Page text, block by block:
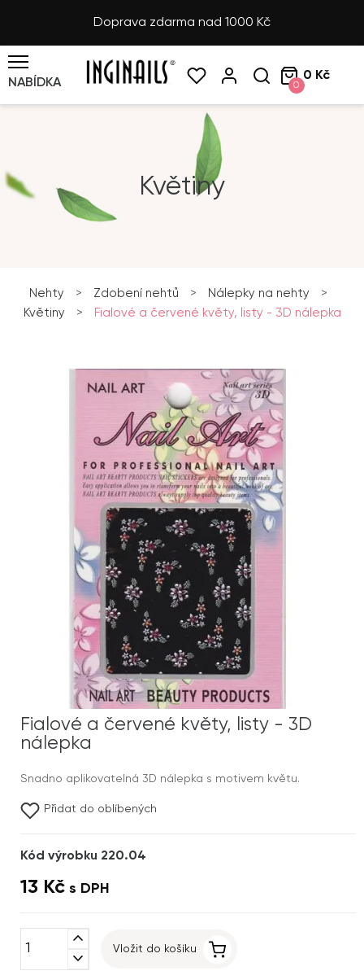
Doprava zdarma nad 1000 Kč
NABÍDKA 0
0 Kč
Květiny
Nehty > Zdobení nehtů > Nálepky na nehty
>
Květiny
> Fialové a červené květy, listy - 3D nálepka
Fialové a červené květy, listy - 3D
nálepka
Snadno aplikovatelná 3D nálepka s motivem květu.
Přidat do oblíbených
Kód výrobku 220.04
13 Kč s DPH
expand_less
expand_more
Vložit do košíku